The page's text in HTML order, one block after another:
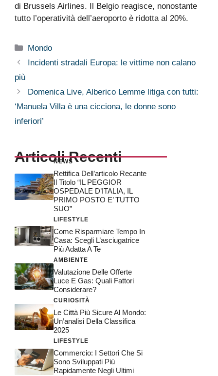
di Brussels Airlines. Il Belgio reagisce, nonostante
tutto l’operatività dell’aeroporto è ridotta al 20%.
Categorie
Mondo
Incidenti stradali Europa: le vittime non calano
più
Domenica Live, Alberico Lemme litiga con tutti:
‘Manuela Villa è una cicciona, le donne sono
inferiori’
Articoli Recenti
NEWS
Rettifica Dell’articolo Recante
Il Titolo “IL PEGGIOR
OSPEDALE D’ITALIA, IL
PRIMO POSTO E’ TUTTO
SUO”
LIFESTYLE
Come Risparmiare Tempo In
Casa: Scegli L’asciugatrice
Più Adatta A Te
AMBIENTE
Valutazione Delle Offerte
Luce E Gas: Quali Fattori
Considerare?
CURIOSITÀ
Le Città Più Sicure Al Mondo:
Un’analisi Della Classifica
2025
LIFESTYLE
Commercio: I Settori Che Si
Sono Sviluppati Più
Rapidamente Negli Ultimi